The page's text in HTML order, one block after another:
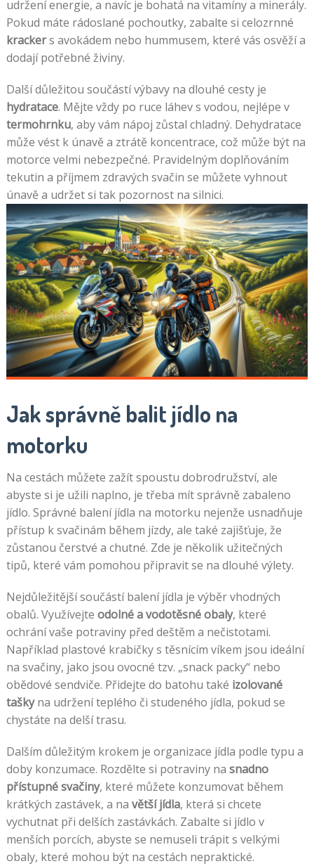
udržení energie, a navíc je bohatá na vitamíny a minerály.
Pokud máte rádoslané pochoutky, zabalte si celozrnné
krackers avokádem nebo hummusem, které vás osvěží a
dodají potřebné živiny.
Další důležitou součástí výbavy na dlouhé cesty je
hydratace. Mějte vždy po ruce láhev s vodou, nejlépe v
termohrnku, aby vám nápoj zůstal chladný. Dehydratace
může vést k únavě a ztrátě koncentrace, což může být na
motorce velmi nebezpečné. Pravidelným doplňováním
tekutin a příjmem zdravých svačin se můžete vyhnout
únavě a udržet si tak pozornost na silnici.
Jak správně balit jídlo na
motorku
Na cestách můžete zažít spoustu dobrodružství, ale
abyste si je užili naplno, je třeba mít správně zabaleno
jídlo. Správné balení jídla na motorku nejenže usnadňuje
přístup k svačinám během jízdy, ale také zajišťuje, že
zůstanou čerstvé a chutné. Zde je několik užitečných
tipů, které vám pomohou připravit se na dlouhé výlety.
Nejdůležitější součástí balení jídla je výběr vhodných
obalů. Využívejte odolné a vodotěsné obaly, které
ochrání vaše potraviny před deštěm a nečistotami.
Například plastové krabičky s těsnícím víkem jsou ideální
na svačiny, jako jsou ovocné tzv. „snack packy“ nebo
obědové sendviče. Přidejte do batohu také izolované
taškyna udržení teplého či studeného jídla, pokud se
chystáte na delší trasu.
Dalším důležitým krokem je organizace jídla podle typu a
doby konzumace. Rozdělte si potraviny na snadno
přístupné svačiny, které můžete konzumovat během
krátkých zastávek, a na větší jídla, která si chcete
vychutnat při delších zastávkách. Zabalte si jídlo v
menších porcích, abyste se nemuseli trápit s velkými
obaly, které mohou být na cestách nepraktické.